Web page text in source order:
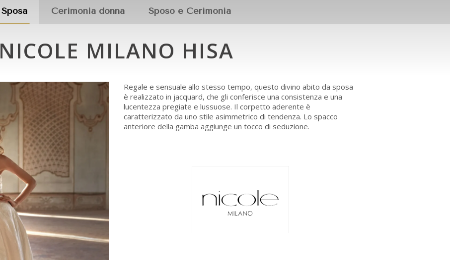
Sposa Cerimonia donna Sposo e Cerimonia
NICOLE MILANO HISA
Regale e sensuale allo stesso tempo, questo divino abito da sposa
è realizzato in jacquard, che gli conferisce una consistenza e una
lucentezza pregiate e lussuose. Il corpetto aderente è
caratterizzato da uno stile asimmetrico di tendenza. Lo spacco
anteriore della gamba aggiunge un tocco di seduzione.